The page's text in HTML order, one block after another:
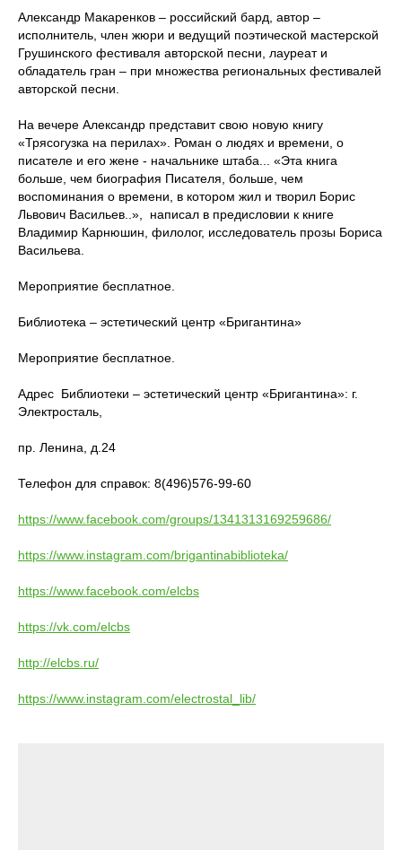
Александр Макаренков – российский бард, автор –
исполнитель, член жюри и ведущий поэтической мастерской
Грушинского фестиваля авторской песни, лауреат и
обладатель гран – при множества региональных фестивалей
авторской песни.
На вечере Александр представит свою новую книгу
«Трясогузка на перилах». Роман о людях и времени, о
писателе и его жене - начальнике штаба... «Эта книга
больше, чем биография Писателя, больше, чем
воспоминания о времени, в котором жил и творил Борис
Львович Васильев..», написал в предисловии к книге
Владимир Карнюшин, филолог, исследователь прозы Бориса
Васильева.
Мероприятие бесплатное.
Библиотека – эстетический центр «Бригантина»
Мероприятие бесплатное.
Адрес Библиотеки – эстетический центр «Бригантина»: г.
Электросталь,
пр. Ленина, д.24
Телефон для справок: 8(496)576-99-60
https://www.facebook.com/groups/1341313169259686/
https://www.instagram.com/brigantinabiblioteka/
https://www.facebook.com/elcbs
https://vk.com/elcbs
http://elcbs.ru/
https://www.instagram.com/electrostal_lib/